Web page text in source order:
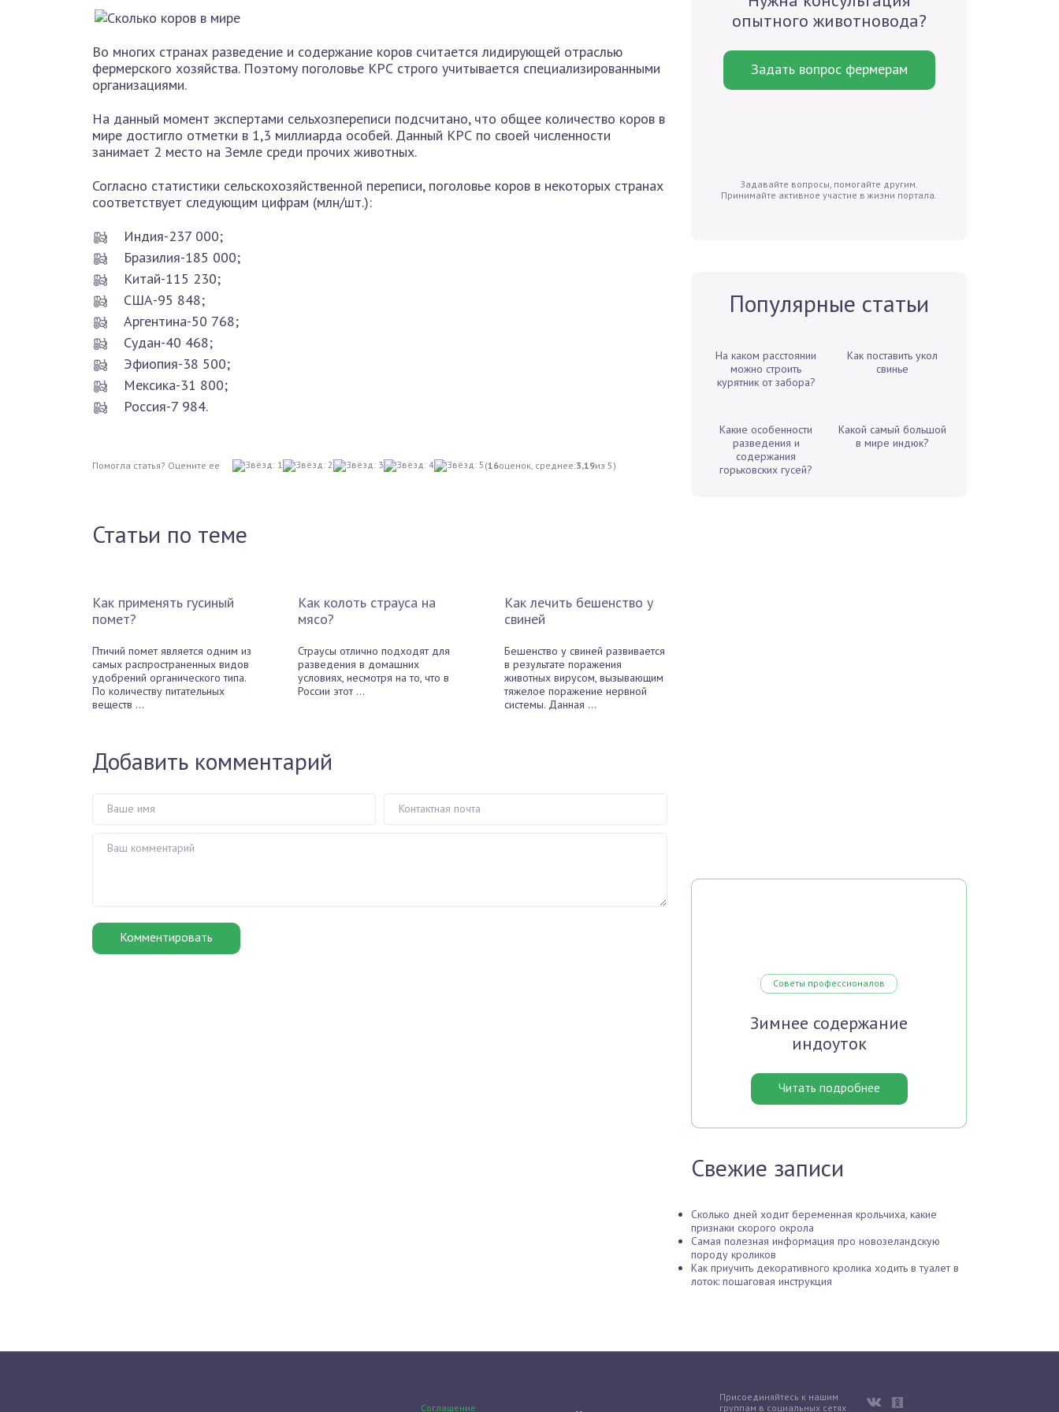
Во многих странах разведение и содержание коров считается лидирующей отраслью
фермерского хозяйства. Поэтому поголовье КРС строго учитывается специализированными
организациями.
На данный момент экспертами сельхозпереписи подсчитано, что общее количество коров в
мире достигло отметки в 1,3 миллиарда особей. Данный КРС по своей численности
занимает 2 место на Земле среди прочих животных.
Согласно статистики сельскохозяйственной переписи, поголовье коров в некоторых странах
соответствует следующим цифрам (млн/шт.):
Индия-237 000;
Бразилия-185 000;
Китай-115 230;
США-95 848;
Аргентина-50 768;
Судан-40 468;
Эфиопия-38 500;
Мексика-31 800;
Россия-7 984.
Помогла статья? Оцените ее (16оценок, среднее:3,19из 5)
Статьи по теме
Как применять гусиный
помет?
Птичий помет является одним из
самых распространенных видов
удобрений органического типа.
По количеству питательных
веществ ...
Как колоть страуса на
мясо?
Страусы отлично подходят для
разведения в домашних
условиях, несмотря на то, что в
России этот ...
Как лечить бешенство у
свиней
Бешенство у свиней развивается
в результате поражения
животных вирусом, вызывающим
тяжелое поражение нервной
системы. Данная ...
Добавить комментарий
Комментировать
опытного животновода?
Задать вопрос фермерам
Задавайте вопросы, помогайте другим.
Принимайте активное участие в жизни портала.
Популярные статьи
На каком расстоянии
можно строить
курятник от забора?
Как поставить укол
свинье
Какие особенности
разведения и
содержания
горьковских гусей?
Какой самый большой
в мире индюк?
Советы профессионалов
Зимнее содержание
индоуток
Читать подробнее
Свежие записи
Сколько дней ходит беременная крольчиха, какие
признаки скорого окрола
Самая полезная информация про новозеландскую
породу кроликов
Как приучить декоративного кролика ходить в туалет в
лоток: пошаговая инструкция
Соглашение
Присоединяйтесь к нашим
группам в социальных сетях